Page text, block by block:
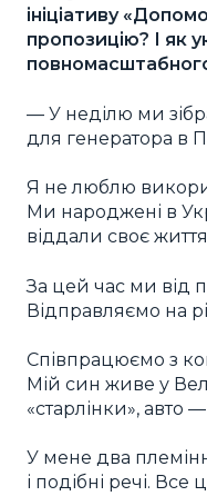
ініціативу
пропозицію? І як
— У неділю ми
для генератора в
Я не люблю
Ми народжені в
віддали своє
За цей час ми від
Відправляємо на
Співпрацюємо з
Мій син живе у
«старлінки», авто
У мене два
і подібні речі.